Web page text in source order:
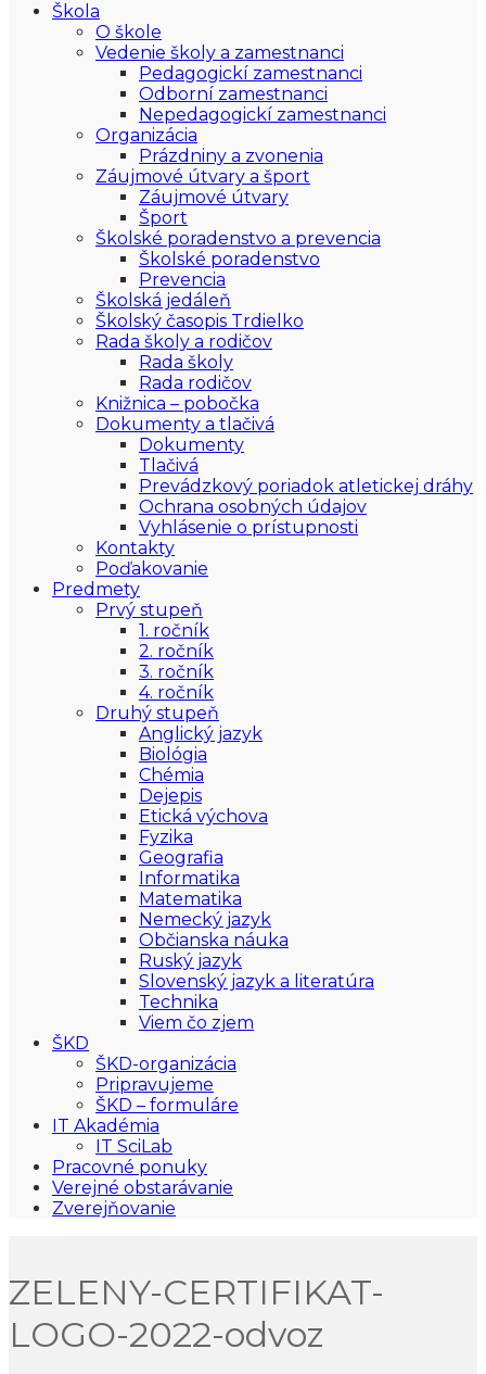
Škola
O škole
Vedenie školy a zamestnanci
Pedagogickí zamestnanci
Odborní zamestnanci
Nepedagogickí zamestnanci
Organizácia
Prázdniny a zvonenia
Záujmové útvary a šport
Záujmové útvary
Šport
Školské poradenstvo a prevencia
Školské poradenstvo
Prevencia
Školská jedáleň
Školský časopis Trdielko
Rada školy a rodičov
Rada školy
Rada rodičov
Knižnica – pobočka
Dokumenty a tlačivá
Dokumenty
Tlačivá
Prevádzkový poriadok atletickej dráhy
Ochrana osobných údajov
Vyhlásenie o prístupnosti
Kontakty
Poďakovanie
Predmety
Prvý stupeň
1. ročník
2. ročník
3. ročník
4. ročník
Druhý stupeň
Anglický jazyk
Biológia
Chémia
Dejepis
Etická výchova
Fyzika
Geografia
Informatika
Matematika
Nemecký jazyk
Občianska náuka
Ruský jazyk
Slovenský jazyk a literatúra
Technika
Viem čo zjem
ŠKD
ŠKD-organizácia
Pripravujeme
ŠKD – formuláre
IT Akadémia
IT SciLab
Pracovné ponuky
Verejné obstarávanie
Zverejňovanie
ZELENY-CERTIFIKAT-
LOGO-2022-odvoz